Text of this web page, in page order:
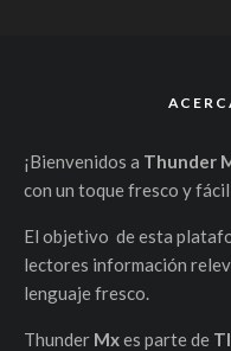
¡Bienvenidos a Thunder
con un toque fresco y
El objetivo de esta
lectores información
lenguaje fresco.
Thunder Mxes parte de